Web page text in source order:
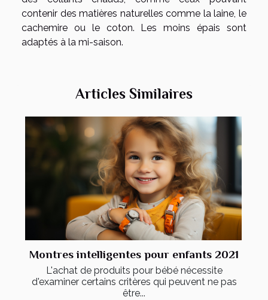
contenir des matières naturelles comme la laine, le
cachemire ou le coton. Les moins épais sont
adaptés à la mi-saison.
Articles Similaires
Montres intelligentes pour enfants 2021
L'achat de produits pour bébé nécessite
d'examiner certains critères qui peuvent ne pas
être...